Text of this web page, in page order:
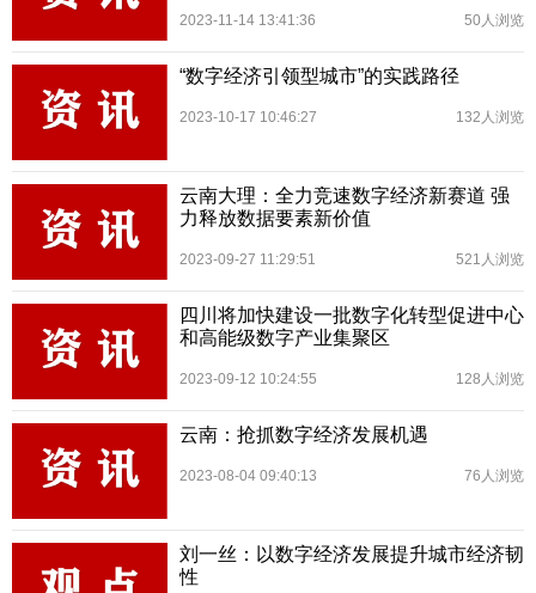
2023-11-14 13:41:36 50人浏览
“数字经济引领型城市”的实践路径
2023-10-17 10:46:27 132人浏览
云南大理：全力竞速数字经济新赛道 强
力释放数据要素新价值
2023-09-27 11:29:51 521人浏览
四川将加快建设一批数字化转型促进中心
和高能级数字产业集聚区
2023-09-12 10:24:55 128人浏览
云南：抢抓数字经济发展机遇
2023-08-04 09:40:13 76人浏览
刘一丝：以数字经济发展提升城市经济韧
性